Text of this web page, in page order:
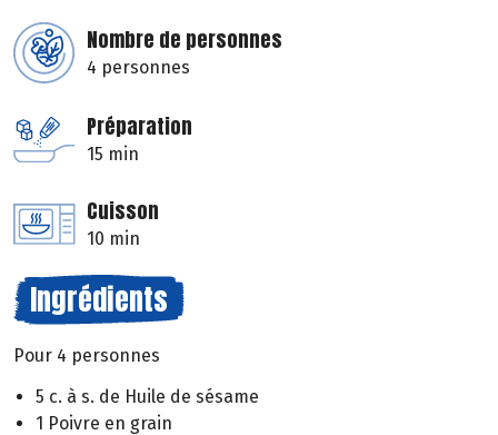
Nombre de personnes
4 personnes
Préparation
15 min
Cuisson
10 min
Ingrédients
Pour 4 personnes
5 c. à s. de Huile de sésame
1 Poivre en grain